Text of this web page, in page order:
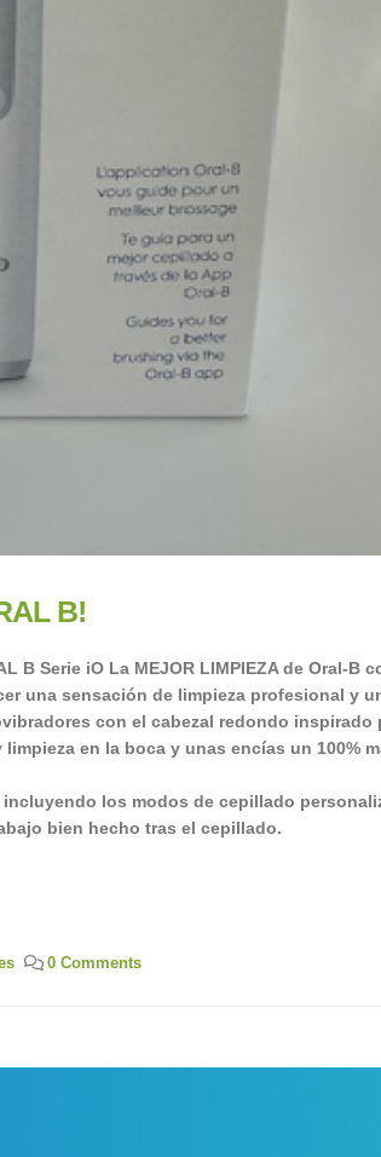
B!
B Serie iO La MEJOR LIMPIEZA de Oral-B
una sensación de limpieza profesional y
con el cabezal redondo inspirado
en la boca y unas encías un 100%
los modos de cepillado
bien hecho tras el cepillado.
0 Comments